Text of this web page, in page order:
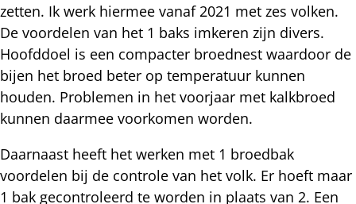
zetten. Ik werk hiermee vanaf 2021 met zes volken.
De voordelen van het 1 baks imkeren zijn divers.
Hoofddoel is een compacter broednest waardoor de
bijen het broed beter op temperatuur kunnen
houden. Problemen in het voorjaar met kalkbroed
kunnen daarmee voorkomen worden.
Daarnaast heeft het werken met 1 broedbak
voordelen bij de controle van het volk. Er hoeft maar
1 bak gecontroleerd te worden in plaats van 2. Een